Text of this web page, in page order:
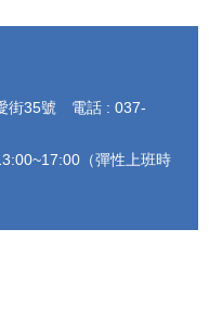
街35號 電話 : 037-
（彈性上班時